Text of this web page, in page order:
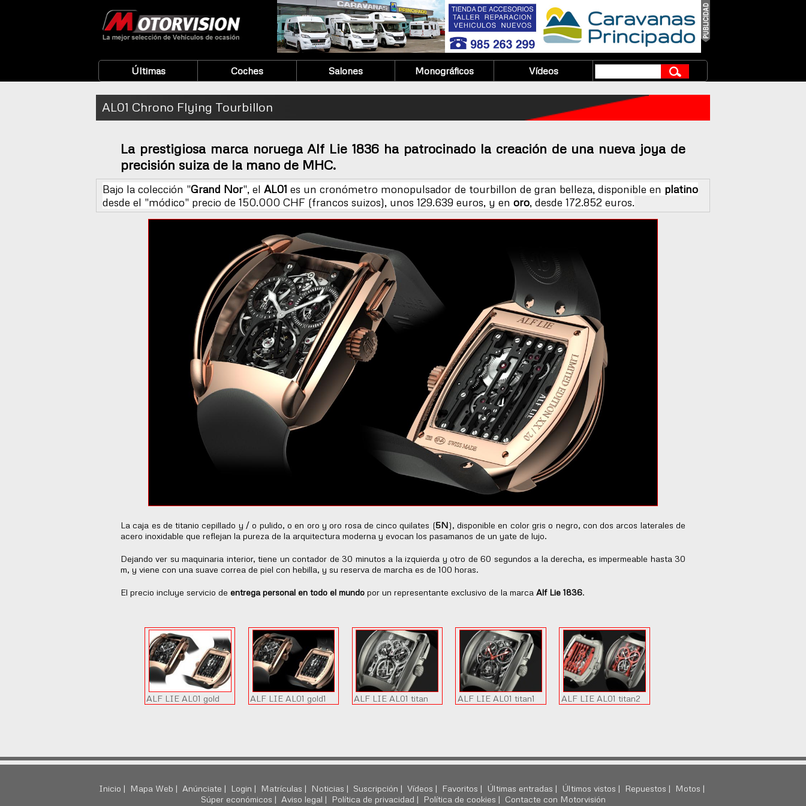
Últimas Coches Salones Monográficos Vídeos
AL01 Chrono Flying Tourbillon
La prestigiosa marca noruega Alf Lie 1836 ha patrocinado la creación de una nueva joya de
precisión suiza de la mano de MHC.
Bajo la colección "Grand Nor", el AL01 es un cronómetro monopulsador de tourbillon de gran belleza, disponible en platino
desde el "módico" precio de 150.000 CHF (francos suizos), unos 129.639 euros, y en oro, desde 172.852 euros.
La caja es de titanio cepillado y / o pulido, o en oro y oro rosa de cinco quilates (5N), disponible en color gris o negro, con dos arcos laterales de
acero inoxidable que reflejan la pureza de la arquitectura moderna y evocan los pasamanos de un yate de lujo.
Dejando ver su maquinaria interior, tiene un contador de 30 minutos a la izquierda y otro de 60 segundos a la derecha, es impermeable hasta 30
m, y viene con una suave correa de piel con hebilla, y su reserva de marcha es de 100 horas.
El precio incluye servicio de entrega personal en todo el mundopor un representante exclusivo de la marca Alf Lie 1836.
ALF LIE AL01 gold ALF LIE AL01 gold1 ALF LIE AL01 titan ALF LIE AL01 titan1 ALF LIE AL01 titan2
Inicio | Mapa Web | Anúnciate | Login | Matrículas | Noticias | Suscripción | Vídeos | Favoritos | Últimas entradas | Últimos vistos | Repuestos |
Motos |
Súper económicos | Aviso legal | Política de privacidad | Política de cookies | Contacte con Motorvisión